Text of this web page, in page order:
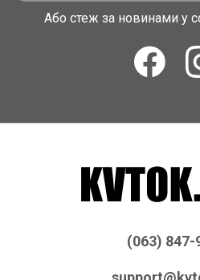
Або стеж за новинами у
(063) 847-